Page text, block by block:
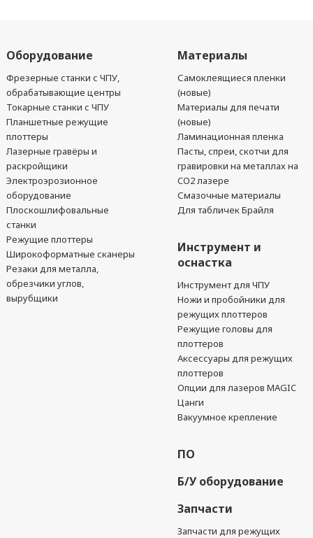
Оборудование
Фрезерные станки с ЧПУ,
обрабатывающие центры
Токарные станки с ЧПУ
Планшетные режущие
плоттеры
Лазерные гравёры и
раскройщики
Электроэрозионное
оборудование
Плоскошлифовальные
станки
Режущие плоттеры
Широкоформатные сканеры
Резаки для металла,
обрезчики углов,
вырубщики
Материалы
Самоклеящиеся пленки
(новые)
Материалы для печати
(новые)
Ламинационная пленка
Пасты, спреи, скотчи для
гравировки на металлах на
CO2 лазере
Смазочные материалы
Для табличек Брайля
Инструмент и
оснастка
Инструмент для ЧПУ
Ножи и пробойники для
режущих плоттеров
Режущие головы для
плоттеров
Аксессуары для режущих
плоттеров
Опции для лазеров MAGIC
Цанги
Вакуумное крепление
ПО
Б/У оборудование
Запчасти
Запчасти для режущих